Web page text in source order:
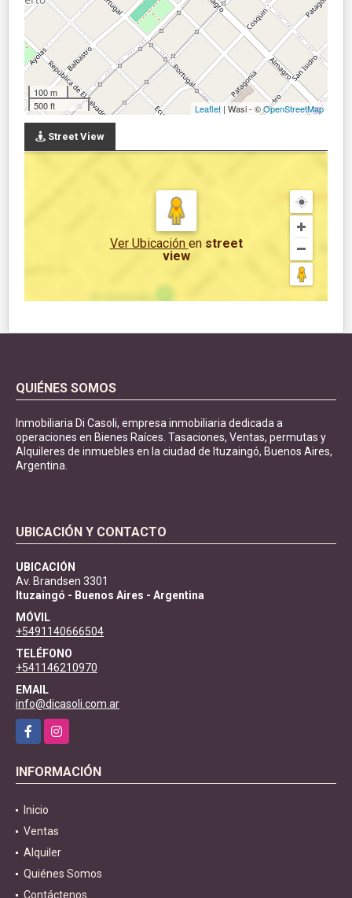
100 m
500 ft
Leaflet | Wasi - ©OpenStreetMap
Street View
Ver Ubicación en street
view
QUIÉNES SOMOS
Inmobiliaria Di Casoli, empresa inmobiliaria dedicada a
operaciones en Bienes Raíces. Tasaciones, Ventas, permutas y
Alquileres de inmuebles en la ciudad de Ituzaingó, Buenos Aires,
Argentina.
UBICACIÓN Y CONTACTO
UBICACIÓN
Av. Brandsen 3301
Ituzaingó - Buenos Aires - Argentina
MÓVIL
+5491140666504
TELÉFONO
+541146210970
EMAIL
info@dicasoli.com.ar
FacebookInstagram
INFORMACIÓN
Inicio
Ventas
Alquiler
Quiénes Somos
Contáctenos